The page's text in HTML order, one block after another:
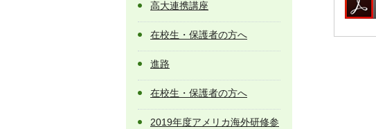
高大連携講座
在校生・保護者の方へ
進路
在校生・保護者の方へ
2019年度アメリカ海外研修参